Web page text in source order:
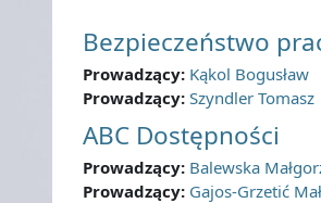
Bezpieczeństwo
Prowadzący: Kąkol Bogusław
Prowadzący: Szyndler Tomasz
ABC Dostępności
Prowadzący: Balewska
Prowadzący: Gajos-Grzetić